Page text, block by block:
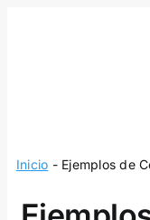
Inicio - Ejemplos de